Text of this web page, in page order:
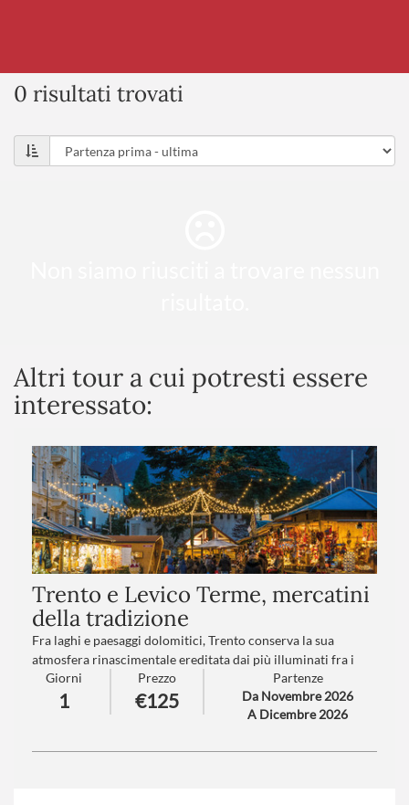
0 risultati trovati
Altri tour a cui potresti essere
interessato:
Trento e Levico Terme, mercatini
della tradizione
Fra laghi e paesaggi dolomitici, Trento conserva la sua
atmosfera rinascimentale ereditata dai più illuminati fra i
Principi Vescovi.
Levico vi trasporterà in un mondo incantato grazie al suo
lago e ai suoi mercatini nel Parco delle Terme degli Asburgo…
Giorni
1
Prezzo
€125
Partenze
Da Novembre 2026
A Dicembre 2026